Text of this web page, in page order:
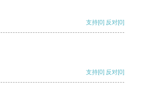
支持[0] 反对[0]
支持[0] 反对[0]